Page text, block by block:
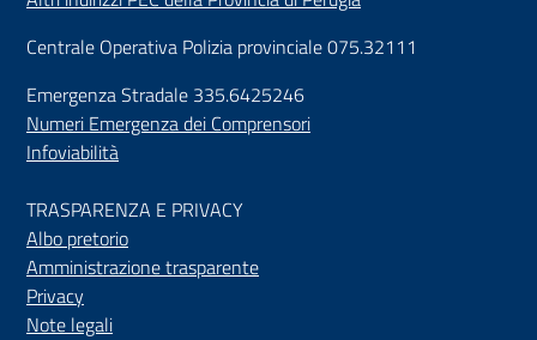
Centrale Operativa Polizia provinciale 075.32111
Emergenza Stradale 335.6425246
Numeri Emergenza dei Comprensori
Infoviabilità
TRASPARENZA E PRIVACY
Albo pretorio
Amministrazione trasparente
Privacy
Note legali